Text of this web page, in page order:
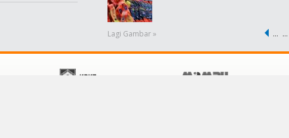
Lagi Gambar » … …